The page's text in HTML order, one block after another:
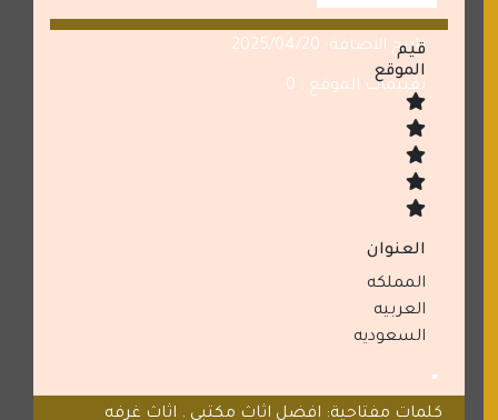
تاريخ الاضافة: 2025/04/20
تقييمات الموقع : 0
قيم
الموقع
العنوان
المملكه
العربيه
السعوديه
كلمات مفتاحية: افضل اثاث مكتبي . اثاث غرفه